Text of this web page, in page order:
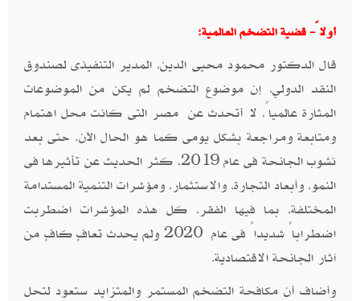
أولاً- قضية التضخم العالمية:
قال الدكتور محمود محيى الدين، المدير التنفيذى لصندوق
النقد الدولي، إن موضوع التضخم لم يكن من الموضوعات
المثارة عالمياً، لا أتحدث عن مصر التى كانت محل اهتمام
ومتابعة ومراجعة بشكل يومى كما هو الحال الآن. حتى بعد
نشوب الجائحة فى عام 2019، كثر الحديث عن تأثيرها فى
النمو، وأبعاد التجارة، والاستثمار، ومؤشرات التنمية المستدامة
المختلفة، بما فيها الفقر، كل هذه المؤشرات اضطربت
اضطراباً شديداً فى عام 2020 ولم يحدث تعافٍ كافٍ من
آثار الجائحة الاقتصادية.
وأضاف أن مكافحة التضخم المستمر والمتزايد ستعود لتحل